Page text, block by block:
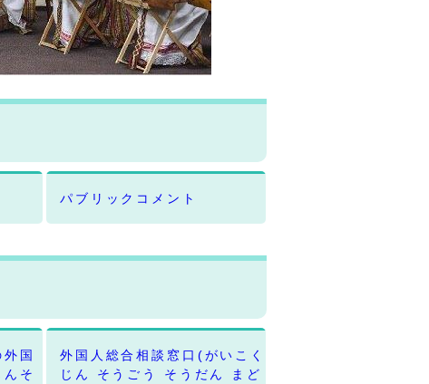
パブリックコメント
国
そ
外国人総合相談窓口(がいこく
じん そうごう そうだん まど